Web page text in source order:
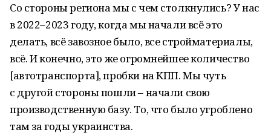
Со стороны региона мы с чем столкнулись? У нас
в 2022–2023 году, когда мы начали всё это
делать, всё завозное было, все стройматериалы,
всё. И конечно, это же огромнейшее количество
[автотранспорта], пробки на КПП. Мы чуть
с другой стороны пошли – начали свою
производственную базу. То, что было угроблено
там за годы украинства.